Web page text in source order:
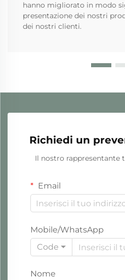
hanno migliorato in modo
presentazione dei nostri
dei nostri clienti.
Richiedi un
Il nostro rappresentante
Email
Mobile/WhatsApp
Code
Nome